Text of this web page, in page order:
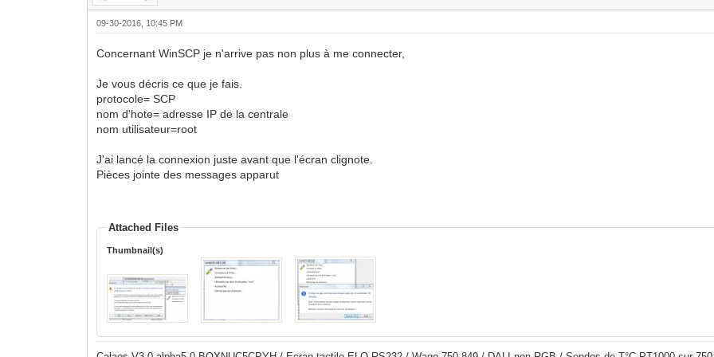
09-30-2016, 10:45 PM
Concernant WinSCP je n'arrive pas non plus à me connecter,
Je vous décris ce que je fais.
protocole= SCP
nom d'hote= adresse IP de la centrale
nom utilisateur=root
J'ai lancé la connexion juste avant que l'écran clignote.
Pièces jointe des messages apparut
Attached Files
Thumbnail(s)